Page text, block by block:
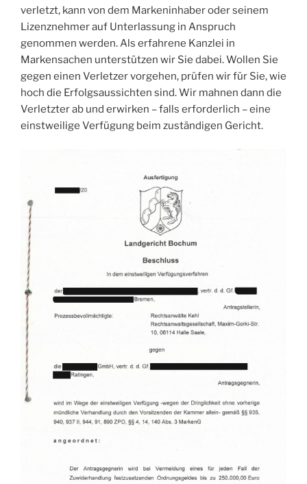
verletzt, kann von dem Markeninhaber oder seinem
Lizenznehmer auf Unterlassung in Anspruch
genommen werden. Als erfahrene Kanzlei in
Markensachen unterstützen wir Sie dabei. Wollen Sie
gegen einen Verletzer vorgehen, prüfen wir für Sie, wie
hoch die Erfolgsaussichten sind. Wir mahnen dann die
Verletzter ab und erwirken – falls erforderlich – eine
einstweilige Verfügung beim zuständigen Gericht.